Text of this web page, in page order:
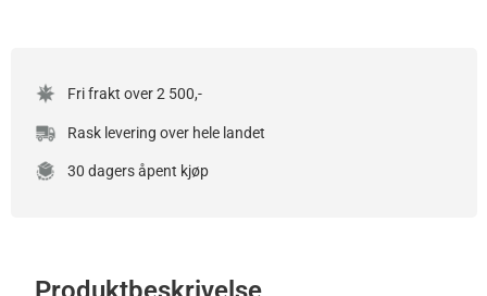
Fri frakt over 2 500,-
Rask levering over hele landet
30 dagers åpent kjøp